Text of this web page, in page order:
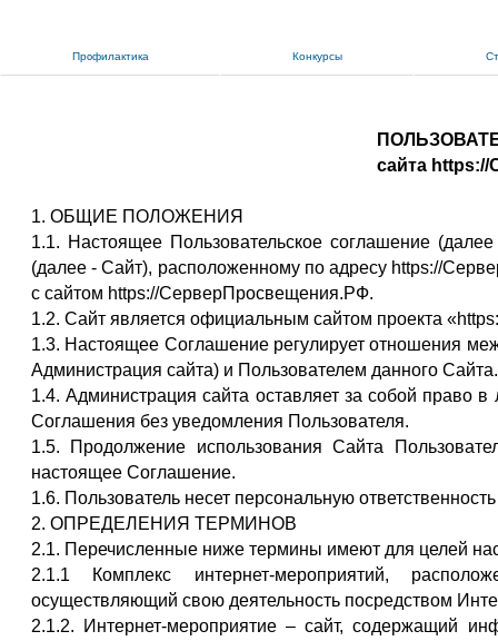
Прoфилактика Конкурсы
сайта
1. ОБЩИЕ ПОЛОЖЕНИЯ
1.1. Настоящее Пользовательское соглашение
(далее - Сайт), расположенному по адресу https://
с сайтом https://СерверПросвещения.РФ.
1.2. Сайт является официальным сайтом проекта
1.3. Настоящее Соглашение регулирует отношения
Администрация сайта) и Пользователем данного Сайта.
1.4. Администрация сайта оставляет за собой право
Соглашения без уведомления Пользователя.
1.5. Продолжение использования Сайта
настоящее Соглашение.
1.6. Пользователь несет персональную
2. ОПРЕДЕЛЕНИЯ ТЕРМИНОВ
2.1. Перечисленные ниже термины имеют для целей
2.1.1 Комплекс интернет-мероприятий,
осуществляющий свою деятельность посредством
2.1.2. Интернет-мероприятие – сайт, содержащий